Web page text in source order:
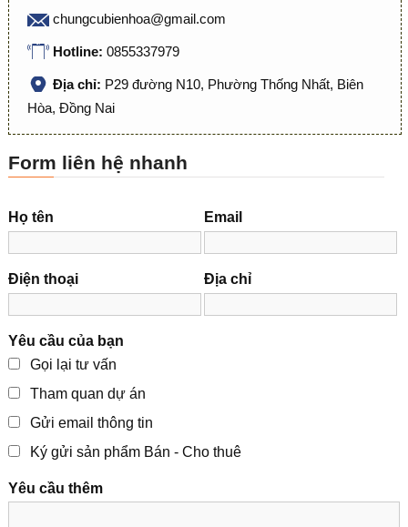
chungcubienhoa@gmail.com
Hotline: 0855337979
Địa chỉ: P29 đường N10, Phường Thống Nhất, Biên
Hòa, Đồng Nai
Form liên hệ nhanh
Họ tên Email
Điện thoại Địa chỉ
Yêu cầu của bạn
Gọi lại tư vấn
Tham quan dự án
Gửi email thông tin
Ký gửi sản phẩm Bán - Cho thuê
Yêu cầu thêm